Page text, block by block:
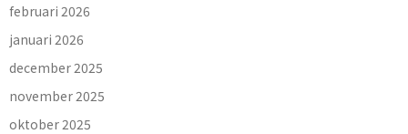
februari 2026
januari 2026
december 2025
november 2025
oktober 2025